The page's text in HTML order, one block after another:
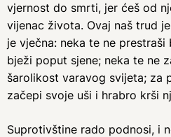
vjernost do smrti, jer ćeš od
vijenac života. Ovaj naš trud
je vječna: neka te ne prestraši
bježi poput sjene; neka te ne
šarolikost varavog svijeta; za
začepi svoje uši i hrabro krši
Suprotivštine rado podnosi, i